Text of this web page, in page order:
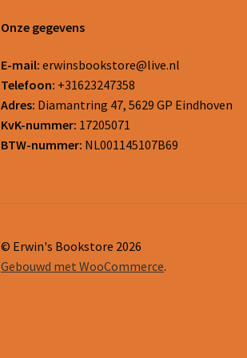
Onze gegevens
E-mail: erwinsbookstore@live.nl
Telefoon: +31623247358
Adres: Diamantring 47, 5629 GP Eindhoven
KvK-nummer: 17205071
BTW-nummer: NL001145107B69
© Erwin's Bookstore 2026
Gebouwd met WooCommerce.